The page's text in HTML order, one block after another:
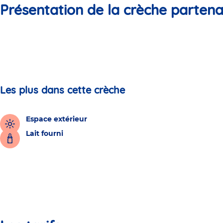
Présentation de la crèche
Les plus dans cette crèche
Espace extérieur
Lait fourni